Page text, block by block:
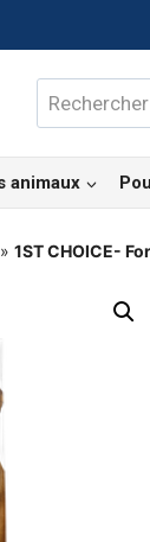
Rechercher :
animaux
» 1ST CHOICE-